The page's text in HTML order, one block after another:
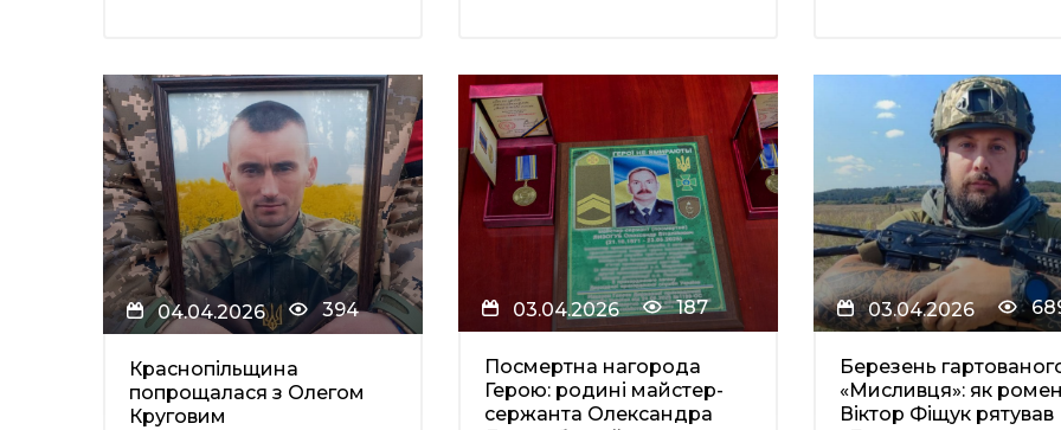
04.04.2026 394
Краснопільщина
попрощалася з Олегом
Круговим
03.04.2026 187
Посмертна нагорода
Герою: родині майстер-
сержанта Олександра
03.04.2026
Березень
«Мисливця»: як
Віктор Фіщук рятував